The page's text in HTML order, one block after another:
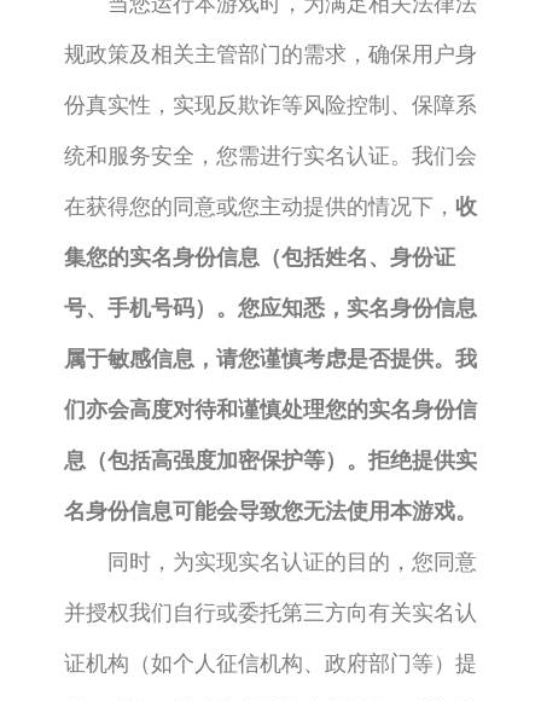
规政策及相关主管部门的需求，确保用户身
份真实性，实现反欺诈等风险控制、保障系
统和服务安全，您需进行实名认证。我们会
在获得您的同意或您主动提供的情况下， 收
集您的实名身份信息（包括姓名、身份证
号、手机号码）。您应知悉，实名身份信息
属于敏感信息，请您谨慎考虑是否提供。我
们亦会高度对待和谨慎处理您的实名身份信
息（包括高强度加密保护等）。拒绝提供实
名身份信息可能会导致您无法使用本游戏。
同时，为实现实名认证的目的，您同意
并授权我们自行或委托第三方向有关实名认
证机构（如个人征信机构、政府部门等）提